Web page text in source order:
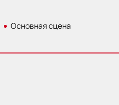
Основная сцена